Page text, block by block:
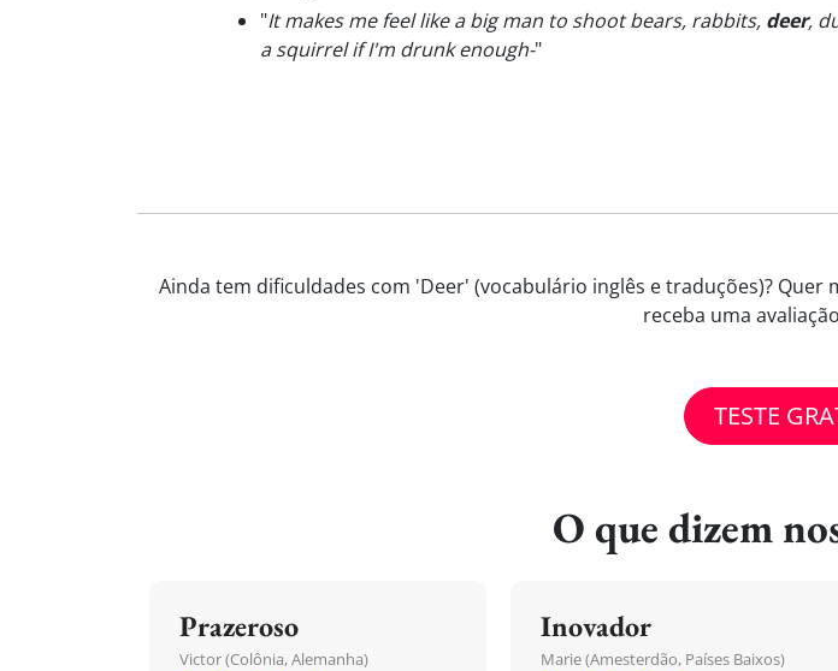
"It makes me feel like a big man to shoot bears, rabbits, deer,
a squirrel if I'm drunk enough-"
Ainda tem dificuldades com 'Deer' (vocabulário inglês e traduções)? Quer
receba uma
TESTE
O que dizem
Prazeroso
Victor (Colônia, Alemanha)
Inovador
Marie (Amesterdão, Países Baixos)